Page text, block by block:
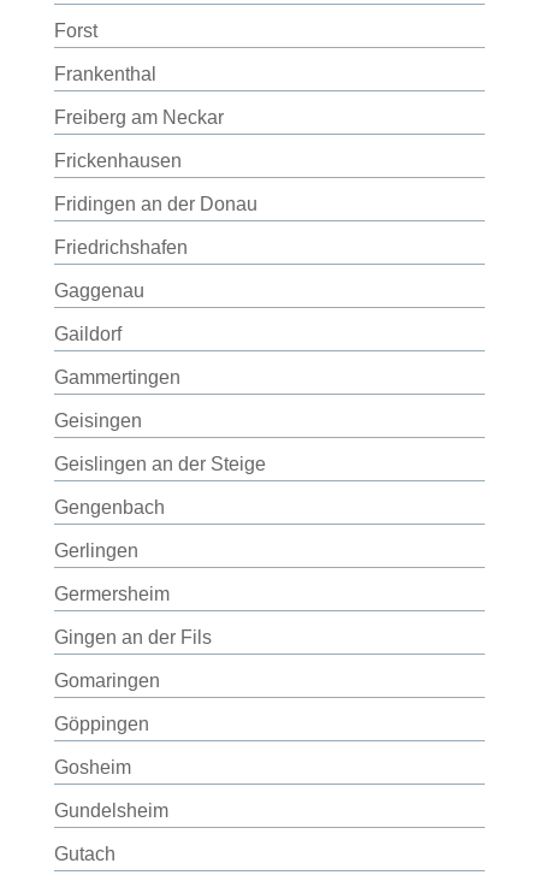
Forst
Frankenthal
Freiberg am Neckar
Frickenhausen
Fridingen an der Donau
Friedrichshafen
Gaggenau
Gaildorf
Gammertingen
Geisingen
Geislingen an der Steige
Gengenbach
Gerlingen
Germersheim
Gingen an der Fils
Gomaringen
Göppingen
Gosheim
Gundelsheim
Gutach